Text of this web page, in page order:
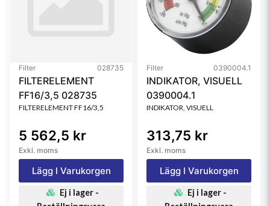
Filter 028735
FILTERELEMENT
FF16/3,5 028735
FILTERELEMENT FF16/3,5
5 562,5 kr
Exkl. moms
Lägg I Varukorgen
Ej i lager -
Filter 0390004.1
INDIKATOR, VISUELL
0390004.1
INDIKATOR, VISUELL
313,75 kr
Exkl. moms
Lägg I Varukorgen
Ej i lager -